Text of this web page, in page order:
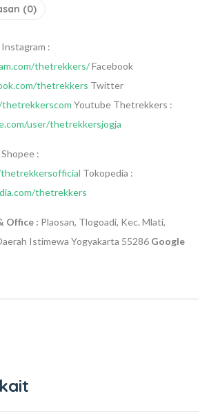
(0)
Instagram :
thetrekkers/Facebook
thetrekkers Twitter
Youtube Thetrekkers :
user/thetrekkersjogja
Shopee :
Tokopedia :
thetrekkers
Office : Plaosan, Tlogoadi, Kec. Mlati,
Istimewa Yogyakarta 55286 Google